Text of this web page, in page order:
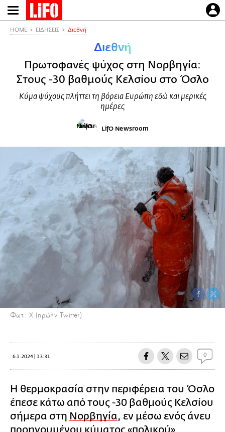
Παράκαμψη
προς
HOME ΕΙΔΗΣΕΙΣ Διεθνή
Διεθνή
Πρωτοφανές ψύχος στη Νορβηγία:
Στους -30 βαθμούς Κελσίου στο Όσλο
Κύμα ψύχους πλήττει τη βόρεια Ευρώπη εδώ και μερικές
ημέρες
LifO Newsroom
Φωτ.: Χ (πρώην Twitter)
6.1.2024 | 13:31 0
Η θερμοκρασία στην περιφέρεια του Όσλο
έπεσε κάτω από τους -30 βαθμούς Κελσίου
σήμερα στη Νορβηγία, εν μέσω ενός άνευ